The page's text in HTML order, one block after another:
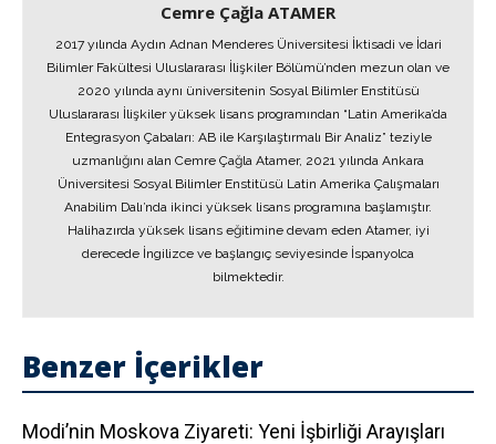
Cemre Çağla ATAMER
2017 yılında Aydın Adnan Menderes Üniversitesi İktisadi ve İdari
Bilimler Fakültesi Uluslararası İlişkiler Bölümü’nden mezun olan ve
2020 yılında aynı üniversitenin Sosyal Bilimler Enstitüsü
Uluslararası İlişkiler yüksek lisans programından “Latin Amerika’da
Entegrasyon Çabaları: AB ile Karşılaştırmalı Bir Analiz” teziyle
uzmanlığını alan Cemre Çağla Atamer, 2021 yılında Ankara
Üniversitesi Sosyal Bilimler Enstitüsü Latin Amerika Çalışmaları
Anabilim Dalı’nda ikinci yüksek lisans programına başlamıştır.
Halihazırda yüksek lisans eğitimine devam eden Atamer, iyi
derecede İngilizce ve başlangıç seviyesinde İspanyolca
bilmektedir.
Benzer İçerikler
Modi’nin Moskova Ziyareti: Yeni İşbirliği Arayışları